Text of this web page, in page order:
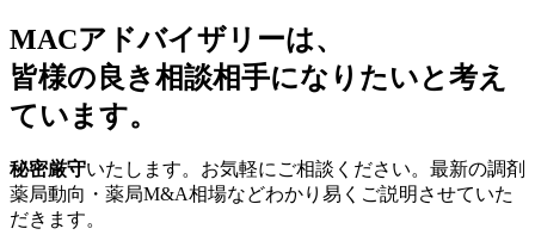
MACアドバイザリーは、
皆様の良き相談相手になりたいと考え
ています。
秘密厳守いたします。お気軽にご相談ください。最新の調剤
薬局動向・薬局M&A相場などわかり易くご説明させていた
だきます。